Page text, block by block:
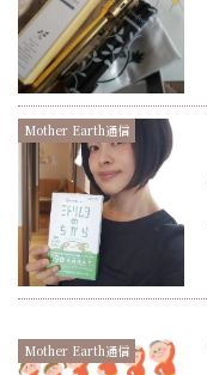
Mother Earth通信
Mother Earth通信